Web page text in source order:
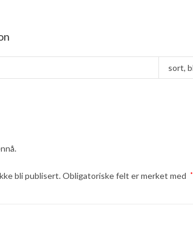
sort,
bli publisert.Obligatoriske felt er merket med *